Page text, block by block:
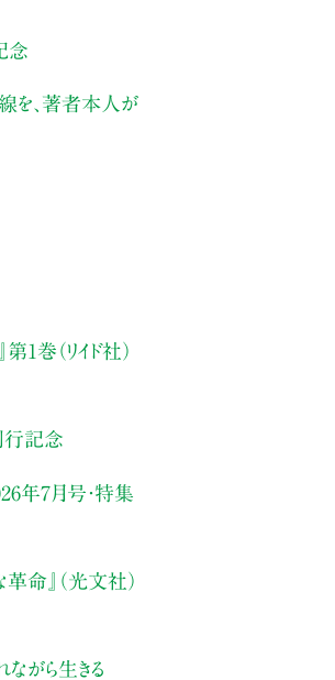
念
を、著者本人が
1巻（リイド社）
行記念
年7月号・特集
革命』（光文社）
ながら生きる